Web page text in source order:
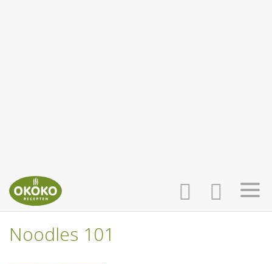
Noodles 101